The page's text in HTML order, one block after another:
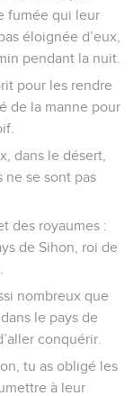
fumée qui leur
éloignée d’eux,
pendant la nuit.
pour les rendre
de la manne pour
dans le désert,
ne se sont pas
des royaumes :
de Sihon, roi de
nombreux que
le pays de
conquérir.
tu as obligé les
à leur